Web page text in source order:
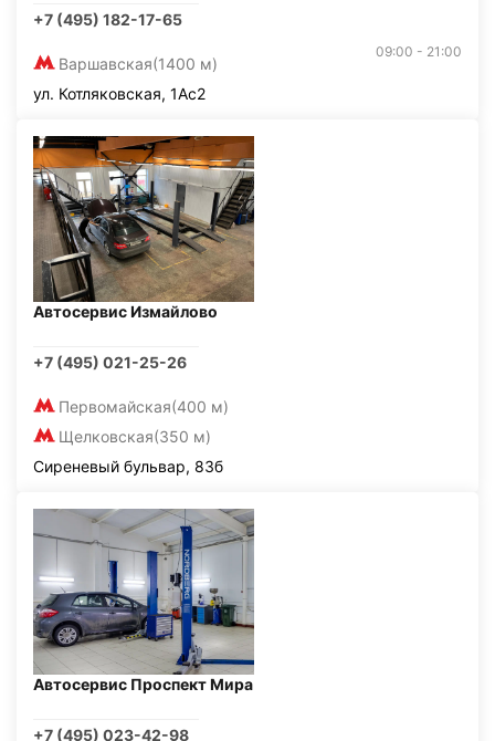
+7 (495) 182-17-65
Варшавская(1400 м)
09:00 - 21:00
ул. Котляковская, 1Ас2
Автосервис Измайлово
+7 (495) 021-25-26
Первомайская(400 м)
Щелковская(350 м)
Сиреневый бульвар, 83б
Автосервис Проспект Мира
+7 (495) 023-42-98